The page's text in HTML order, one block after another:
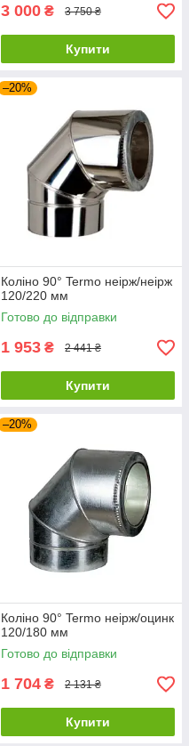
3 000 ₴ 3 750 ₴
Купити
–20%
Коліно 90° Termo неірж/неірж
120/220 мм
Готово до відправки
1 953 ₴ 2 441 ₴
Купити
–20%
Коліно 90° Termo неірж/оцинк
120/180 мм
Готово до відправки
1 704 ₴ 2 131 ₴
Купити